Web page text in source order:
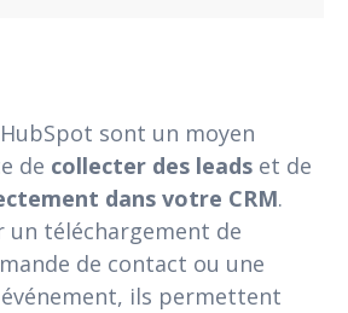
sont un moyen
de collecter des leads et de
dans votre CRM.
un téléchargement de
de contact ou une
ils permettent